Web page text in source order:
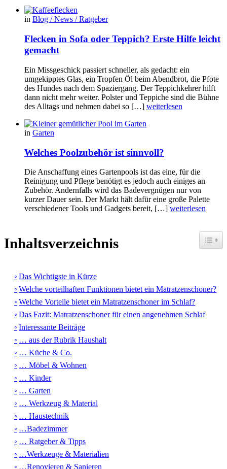
in Blog / News / Ratgeber
Flecken in Sofa oder Teppich? Erste Hilfe leicht
gemacht
Ein Missgeschick passiert schneller, als gedacht: ein
umgekipptes Glas, ein Tropfen Öl beim Abendbrot, die Pfote
des Hundes nach dem Spaziergang. Der Teppichkehrer hilft
dann nicht mehr weiter. Polster und Teppiche sind die Bühne
des Alltags und nehmen dabei so […] weiterlesen
in Garten
Welches Poolzubehör ist sinnvoll?
Die Anschaffung eines Gartenpools ist das eine, für die
Reinigung und Pflege benötigt es jedoch auch einiges an
Zubehör. Andernfalls wird das Badevergnügen nur von
kurzer Dauer sein. Der Markt hält dafür eine große Palette
verschiedener Tools und Gadgets bereit, […] weiterlesen
Inhaltsverzeichnis
Das Wichtigste in Kürze
Welche vorteilhaften Funktionen bietet ein Matratzenschoner?
Welche Vorteile bietet ein Matratzenschoner im Schlaf?
Das Fazit: Matratzenschoner für einen angenehmen Schlaf
Interessante Beiträge
… aus der Rubrik Haushalt
… Küche & Co.
… Möbel & Wohnen
… Kinder
… Garten
… Werkzeug & Material
… Haustechnik
…Badezimmer
… Ratgeber & Tipps
…Werkzeuge & Materialien
…Renovieren & Sanieren